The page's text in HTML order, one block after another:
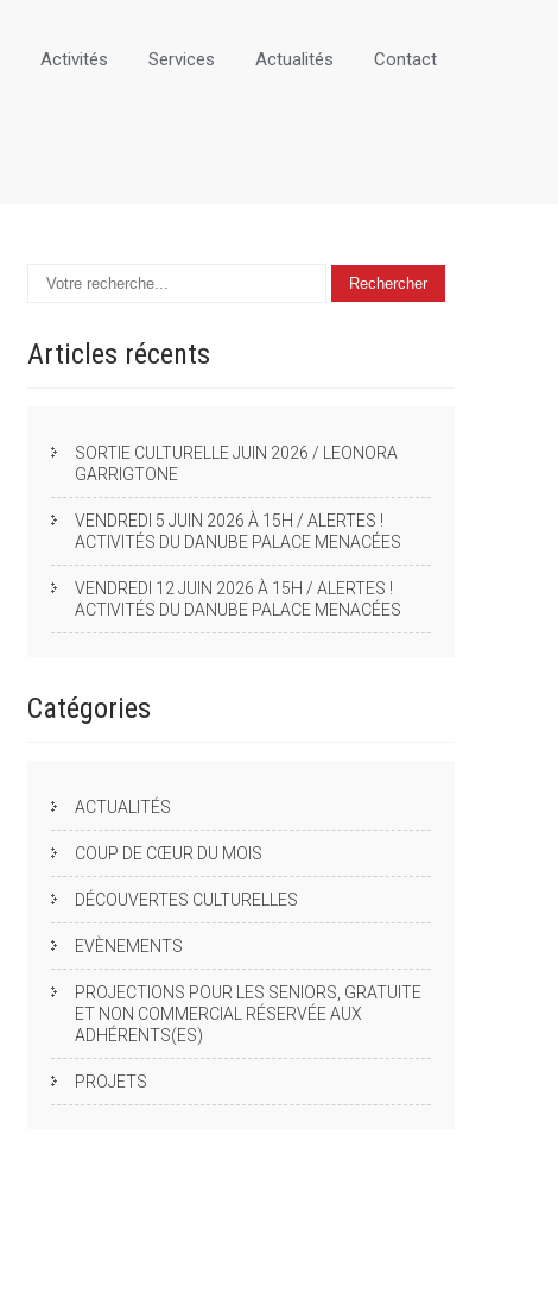
Activités Services Actualités Contact
Articles récents
SORTIE CULTURELLE JUIN 2026 / LEONORA
GARRIGTONE
VENDREDI 5 JUIN 2026 À 15H / ALERTES !
ACTIVITÉS DU DANUBE PALACE MENACÉES
VENDREDI 12 JUIN 2026 À 15H / ALERTES !
ACTIVITÉS DU DANUBE PALACE MENACÉES
Catégories
ACTUALITÉS
COUP DE CŒUR DU MOIS
DÉCOUVERTES CULTURELLES
EVÈNEMENTS
PROJECTIONS POUR LES SENIORS, GRATUITE
ET NON COMMERCIAL RÉSERVÉE AUX
ADHÉRENTS(ES)
PROJETS